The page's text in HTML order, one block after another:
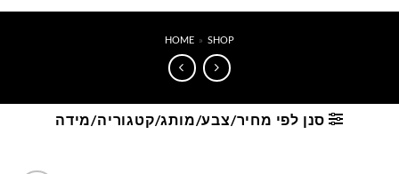
HOME » SHOP
סנן לפי מחיר/צבע/מותג/קטגוריה/מידה